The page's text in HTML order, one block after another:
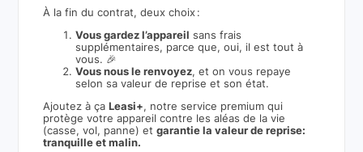
À la fin du contrat, deux choix :
Vous gardez l’appareil sans frais
supplémentaires, parce que, oui, il est tout à
vous. 🎉
Vous nous le renvoyez, et on vous repaye
selon sa valeur de reprise et son état.
Ajoutez à çaLeasi+, notre service premium qui
protège votre appareil contre les aléas de la vie
(casse, vol, panne) etgarantie la valeur de reprise:
tranquille et malin.